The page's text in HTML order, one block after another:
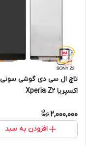
تاچ ال سی دی گوشی سونی
اکسپریا Xperia Z2
2,000,000
افزودن به سبد